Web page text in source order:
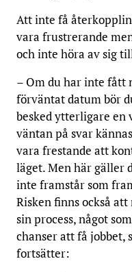
Att inte få
vara frustrerande
och inte höra av sig
– Om du har inte fått
förväntat datum bör
besked ytterligare en
väntan på svar
vara frestande att
läget. Men här gäller
inte framstår som
Risken finns också
sin process, något
chanser att få jobbet,
fortsätter: